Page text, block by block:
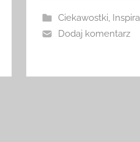
Ciekawostki,
Dodaj komentarz